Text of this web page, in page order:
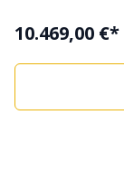
10.469,00 €*